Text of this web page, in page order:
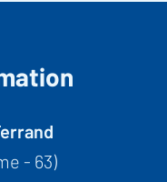
- 63)